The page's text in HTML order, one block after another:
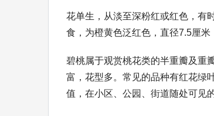
花单生，从淡至深粉红或红色，有
食，为橙黄色泛红色，直径7.5厘米
碧桃属于观赏桃花类的半重瓣及重
富，花型多。常见的品种有红花绿
值，在小区、公园、街道随处可见